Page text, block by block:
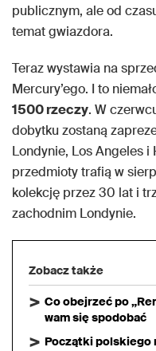
publicznym, ale od
temat gwiazdora.
Teraz wystawia na
Mercury’ego. I to
1500 rzeczy. W
dobytku zostaną
Londynie, Los Angeles
przedmioty trafią w
kolekcję przez 30 lat i
zachodnim Londynie.
Zobacz także
Co obejrzeć po
wam się spodobać
Początki polskiego